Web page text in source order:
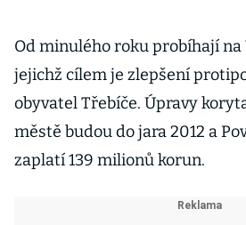
Od minulého roku probíhají na
jejichž cílem je zlepšení
obyvatel Třebíče. Úpravy
městě budou do jara 2012 a
zaplatí 139 milionů korun.